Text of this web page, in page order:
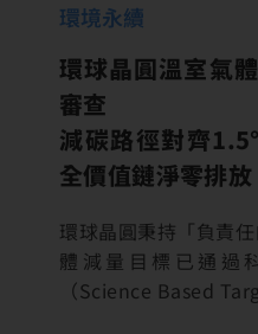
環境永續
環球晶圓溫室氣
審查
減碳路徑對齊
全價值鏈淨零排放
環球晶圓秉持「負責
體減量目標已通過
（Science Based